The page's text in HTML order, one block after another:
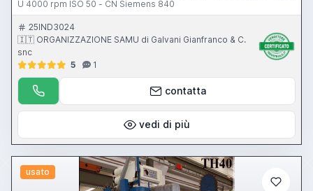
U 4000 rpm ISO 50 - CN Siemens 840
25IND3024
🇮🇹 ORGANIZZAZIONE SAMU di Galvani Gianfranco & C.
snc
5
1
contatta
vedi di più
usato